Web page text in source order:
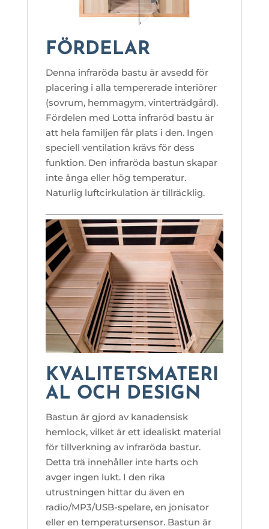
FÖRDELAR
Denna infraröda bastu är avsedd för
placering i alla tempererade interiörer
(sovrum, hemmagym, vinterträdgård).
Fördelen med Lotta infraröd bastu är
att hela familjen får plats i den. Ingen
speciell ventilation krävs för dess
funktion. Den infraröda bastun skapar
inte ånga eller hög temperatur.
Naturlig luftcirkulation är tillräcklig.
KVALITETSMATERI
AL OCH DESIGN
Bastun är gjord av kanadensisk
hemlock, vilket är ett idealiskt material
för tillverkning av infraröda bastur.
Detta trä innehåller inte harts och
avger ingen lukt. I den rika
utrustningen hittar du även en
radio/MP3/USB-spelare, en jonisator
eller en temperatursensor. Bastun är